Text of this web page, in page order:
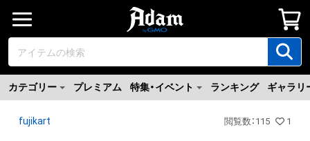
カテゴリー プレミアム 特集・イベント ランキング ギャラリ
fujikart 閲覧数 ： 115 1